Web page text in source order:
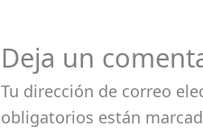
Deja un
Tu dirección de correo
obligatorios están